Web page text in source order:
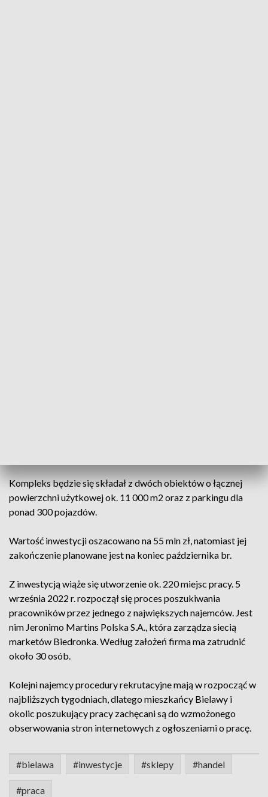
Kompleks będzie się składał z dwóch obiektów o łącznej
powierzchni użytkowej ok. 11 000 m2 oraz z parkingu dla
ponad 300 pojazdów.
Wartość inwestycji oszacowano na 55 mln zł, natomiast jej
zakończenie planowane jest na koniec października br.
Z inwestycją wiąże się utworzenie ok. 220 miejsc pracy. 5
września 2022 r. rozpoczął się proces poszukiwania
pracowników przez jednego z największych najemców. Jest
nim Jeronimo Martins Polska S.A., która zarządza siecią
marketów Biedronka. Według założeń firma ma zatrudnić
około 30 osób.
Kolejni najemcy procedury rekrutacyjne mają w rozpocząć w
najbliższych tygodniach, dlatego mieszkańcy Bielawy i
okolic poszukujący pracy zachęcani są do wzmożonego
obserwowania stron internetowych z ogłoszeniami o pracę.
#bielawa #inwestycje #sklepy #handel
#praca